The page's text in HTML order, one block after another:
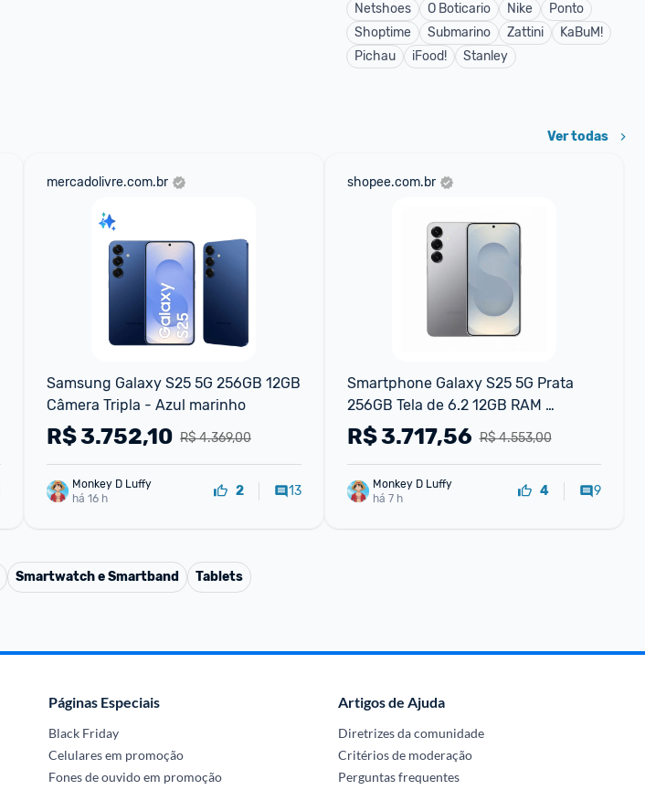
Netshoes
O Boticario Nike
Ponto
Shoptime
Submarino Zattini
KaBuM!
Pichau
iFood! Stanley
Ver todas
mercadolivre.com.br
Samsung Galaxy S25 5G 256GB 12GB
Câmera Tripla - Azul marinho
R$ 4.369,00
R$3.752,10
Monkey D Luffy
há 16 h
2 13
shopee.com.br
Smartphone Galaxy S25 5G Prata
256GB Tela de 6.2 12GB RAM
Samsung
R$ 4.553,00
R$3.717,56
Monkey D Luffy
há 7 h
4 9
Smartwatch e Smartband Tablets
Páginas Especiais
Black Friday
Celulares em promoção
Fones de ouvido em promoção
Artigos de Ajuda
Diretrizes da comunidade
Critérios de moderação
Perguntas frequentes